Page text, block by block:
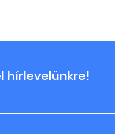
hírlevelünkre!